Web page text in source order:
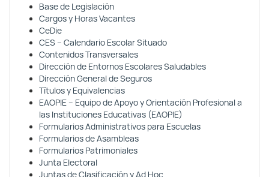
Base de Legislación
Cargos y Horas Vacantes
CeDie
CES – Calendario Escolar Situado
Contenidos Transversales
Dirección de Entornos Escolares Saludables
Dirección General de Seguros
Títulos y Equivalencias
EAOPIE – Equipo de Apoyo y Orientación Profesional a
las Instituciones Educativas (EAOPIE)
Formularios Administrativos para Escuelas
Formularios de Asambleas
Formularios Patrimoniales
Junta Electoral
Juntas de Clasificación y Ad Hoc